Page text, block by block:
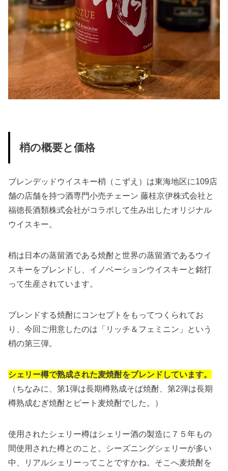
梢の概要と価格
ブレンデッドウイスキー梢（こずえ）は東海地区に109店
舗の店舗を持つ酒専門小売チェーン 藤桂京伊株式会社と
福徳長酒類株式会社がコラボして生み出したオリジナル
ウイスキー。
梢は日本の蒸留酒である焼酎と世界の蒸留酒であるウイ
スキーをブレンドし、イノベーションウイスキーと銘打
って生産されています。
ブレンドする焼酎にコンセプトをもってつくられてお
り、今回ご用意したのは「リッチ＆フェミニン」という
梢の第三弾。
シェリー樽で熟成された麦焼酎をブレンドしています。
（ちなみに、第1弾は長期樽熟成そば焼酎、第2弾は長期
樽熟成むぎ焼酎とピート麦焼酎でした。）
使用されたシェリー樽はシェリー酒の製造に７５年もの
間使用された樽とのこと。シーズニングシェリーが多い
中、リアルシェリーってことですかね。そこへ麦焼酎を